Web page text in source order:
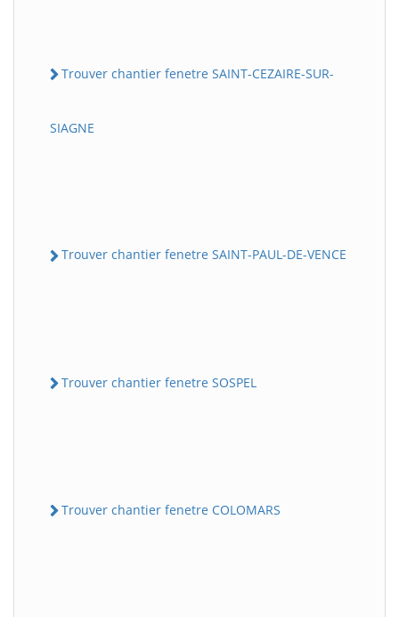
Trouver chantier fenetre SAINT-CEZAIRE-SUR-
SIAGNE
Trouver chantier fenetre SAINT-PAUL-DE-VENCE
Trouver chantier fenetre SOSPEL
Trouver chantier fenetre COLOMARS